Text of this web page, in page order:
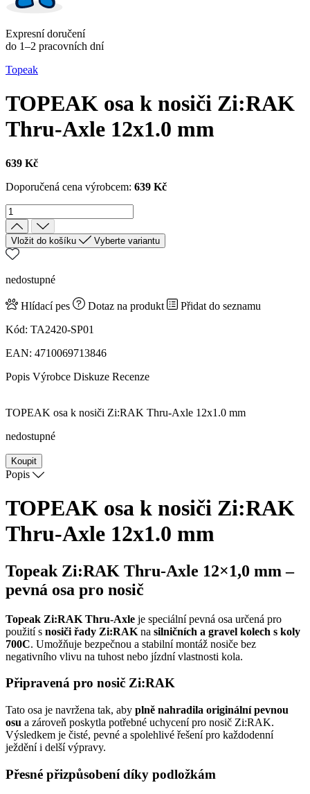
Expresní doručení
do 1–2 pracovních dní
Topeak
TOPEAK osa k nosiči Zi:RAK
Thru-Axle 12x1.0 mm
639 Kč
Doporučená cena výrobcem: 639 Kč
Vložit do košíku Vyberte variantu
nedostupné
Hlídací pes Dotaz na produkt
Přidat do seznamu
Kód: TA2420-SP01
EAN: 4710069713846
Popis Výrobce Diskuze Recenze
TOPEAK osa k nosiči Zi:RAK Thru-Axle 12x1.0 mm
nedostupné
Koupit
Popis
TOPEAK osa k nosiči Zi:RAK
Thru-Axle 12x1.0 mm
Topeak Zi:RAK Thru-Axle 12×1,0 mm –
pevná osa pro nosič
Topeak Zi:RAK Thru-Axle je speciální pevná osa určená pro
použití s nosiči řady Zi:RAK na silničních a gravel kolech s koly
700C. Umožňuje bezpečnou a stabilní montáž nosiče bez
negativního vlivu na tuhost nebo jízdní vlastnosti kola.
Připravená pro nosič Zi:RAK
Tato osa je navržena tak, aby plně nahradila originální pevnou
osu a zároveň poskytla potřebné uchycení pro nosič Zi:RAK.
Výsledkem je čisté, pevné a spolehlivé řešení pro každodenní
ježdění i delší výpravy.
Přesné přizpůsobení díky podložkám